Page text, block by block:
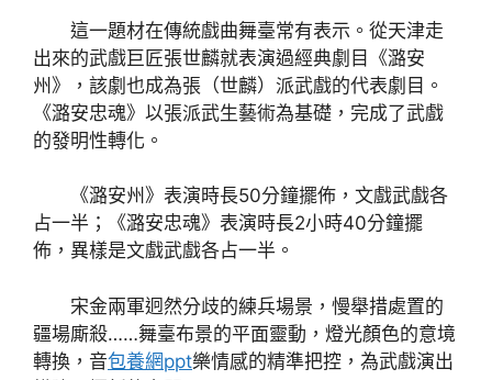
這一題材在傳統戲曲舞臺常有表示。從天津走
出來的武戲巨匠張世麟就表演過經典劇目《潞安
州》，該劇也成為張（世麟）派武戲的代表劇目。
《潞安忠魂》以張派武生藝術為基礎，完成了武戲
的發明性轉化。
《潞安州》表演時長50分鐘擺佈，文戲武戲各
占一半；《潞安忠魂》表演時長2小時40分鐘擺
佈，異樣是文戲武戲各占一半。
宋金兩軍迥然分歧的練兵場景，慢舉措處置的
疆場廝殺……舞臺布景的平面靈動，燈光顏色的意境
轉換，音包養網ppt樂情感的精準把控，為武戲演出